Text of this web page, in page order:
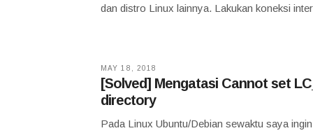
dan distro Linux lainnya. Lakukan koneksi
MAY 18, 2018
[Solved] Mengatasi Cannot set
directory
Pada Linux Ubuntu/Debian sewaktu saya